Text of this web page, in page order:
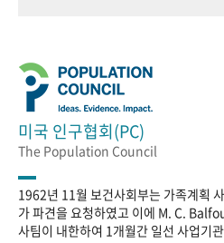
미국 인구협회(PC)
The Population Council
1962년 11월 보건사회부는 가족계획
가 파견을 요청하였고 이에 M. C.
사팀이 내한하여 1개월간 일선 사업기